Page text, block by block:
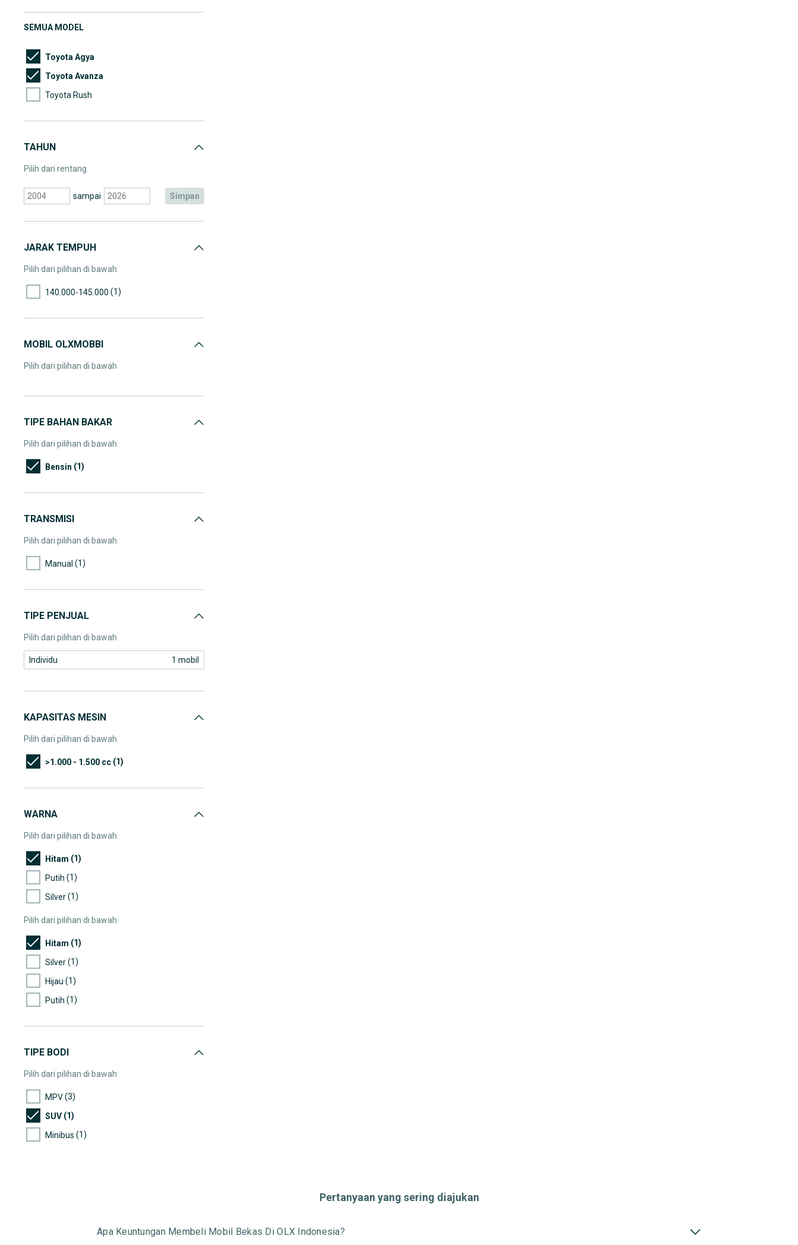
SEMUA MODEL
Toyota Agya
Toyota Avanza
Toyota Rush
TAHUN
Pilih dari rentang
sampai simpan
JARAK TEMPUH
Pilih dari pilihan di bawah
140.000-145.000 (1)
MOBIL OLXMOBBI
Pilih dari pilihan di bawah
TIPE BAHAN BAKAR
Pilih dari pilihan di bawah
Bensin (1)
TRANSMISI
Pilih dari pilihan di bawah
Manual (1)
TIPE PENJUAL
Pilih dari pilihan di bawah
Individu 1 mobil
KAPASITAS MESIN
Pilih dari pilihan di bawah
>1.000 - 1.500 cc (1)
WARNA
Pilih dari pilihan di bawah
Hitam (1)
Putih (1)
Silver(1)
Pilih dari pilihan di bawah
Hitam (1)
Silver(1)
Hijau (1)
Putih (1)
TIPE BODI
Pilih dari pilihan di bawah
MPV(3)
SUV (1)
Minibus (1)
Pertanyaan yang sering diajukan
Apa Keuntungan Membeli Mobil Bekas Di OLX Indonesia?